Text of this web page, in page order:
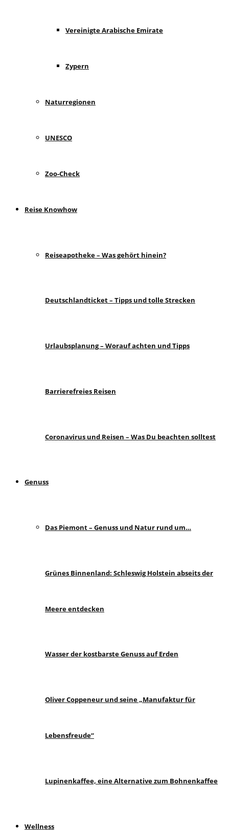
Vereinigte Arabische Emirate
Zypern
Naturregionen
UNESCO
Zoo-Check
Reise Knowhow
Reiseapotheke – Was gehört hinein?
Deutschlandticket – Tipps und tolle Strecken
Urlaubsplanung – Worauf achten und Tipps
Barrierefreies Reisen
Coronavirus und Reisen – Was Du beachten solltest
Genuss
Das Piemont – Genuss und Natur rund um…
Grünes Binnenland: Schleswig Holstein abseits der
Meere entdecken
Wasser der kostbarste Genuss auf Erden
Oliver Coppeneur und seine „Manufaktur für
Lebensfreude“
Lupinenkaffee, eine Alternative zum Bohnenkaffee
Wellness